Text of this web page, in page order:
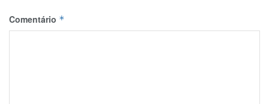
Comentário *